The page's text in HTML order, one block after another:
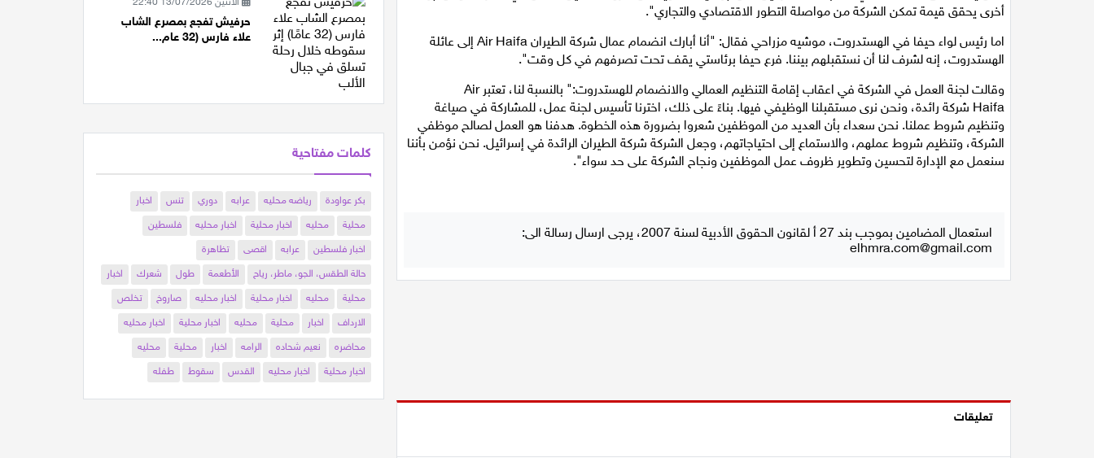
أخرى يحقق قيمة تمكن الشركة من مواصلة التطور الاقتصادي والتجاري".
اما رئيس لواء حيفا في الهستدروت، موشيه مزراحي فقال: "أنا أبارك انضمام عمال شركة الطيران Air Haifa إلى عائلة
الهستدروت، إنه لشرف لنا أن نستقبلهم بيننا. فرع حيفا برئاستي يقف تحت تصرفهم في كل وقت".
وقالت لجنة العمل في الشركة في اعقاب إقامة التنظيم العمالي والانضمام للهستدروت:" بالنسبة لنا، تعتبر Air
Haifa شركة رائدة، ونحن نرى مستقبلنا الوظيفي فيها. بناءً على ذلك، اخترنا تأسيس لجنة عمل، للمشاركة في صياغة
وتنظيم شروط عملنا. نحن سعداء بأن العديد من الموظفين شعروا بضرورة هذه الخطوة. هدفنا هو العمل لصالح موظفي
الشركة، وتنظيم شروط عملهم، والاستماع إلى احتياجاتهم، وجعل الشركة شركة الطيران الرائدة في إسرائيل. نحن نؤمن بأننا
سنعمل مع الإدارة لتحسين وتطوير ظروف عمل الموظفين ونجاح الشركة على حد سواء".
استعمال المضامين بموجب بند 27 أ لقانون الحقوق الأدبية لسنة 2007، يرجى ارسال رسالة الى:
elhmra.com@gmail.com
تعليقات
حرفيش تفجع بمصرع الشاب
علاء فارس (32 عام...
كلمات مفتاحية
بكر عواودة رياضه محليه عرابه دوري تنس
اخبار
محلية
محليه اخبار محلية اخبار محليه
فلسطين
اخبار فلسطين
عرابه اقصى
تظاهرة
حالة الطقس، الجو، ماطر، رياح
الأطعمة طول شعرك
اخبار
محلية
محليه اخبار محلية اخبار محليه صاروخ
تخلص
الارداف
اخبار محلية محليه اخبار محلية
اخبار محليه
محاضره
نعيم شحاده الرامه اخبار محلية
محليه
اخبار محلية
اخبار محليه القدس سقوط طفله